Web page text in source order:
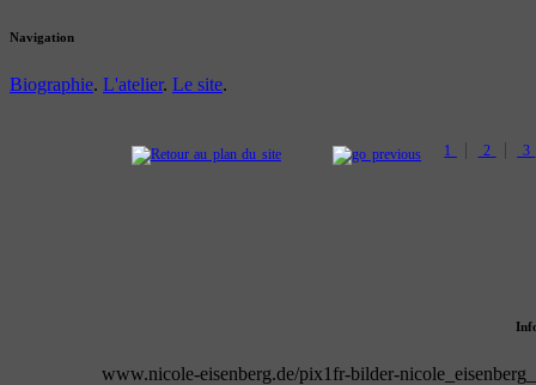
Navigation
Biographie. L'atelier. Le site.
1 | 2 | 3
www.nicole-eisenberg.de/pix1fr-bilder-